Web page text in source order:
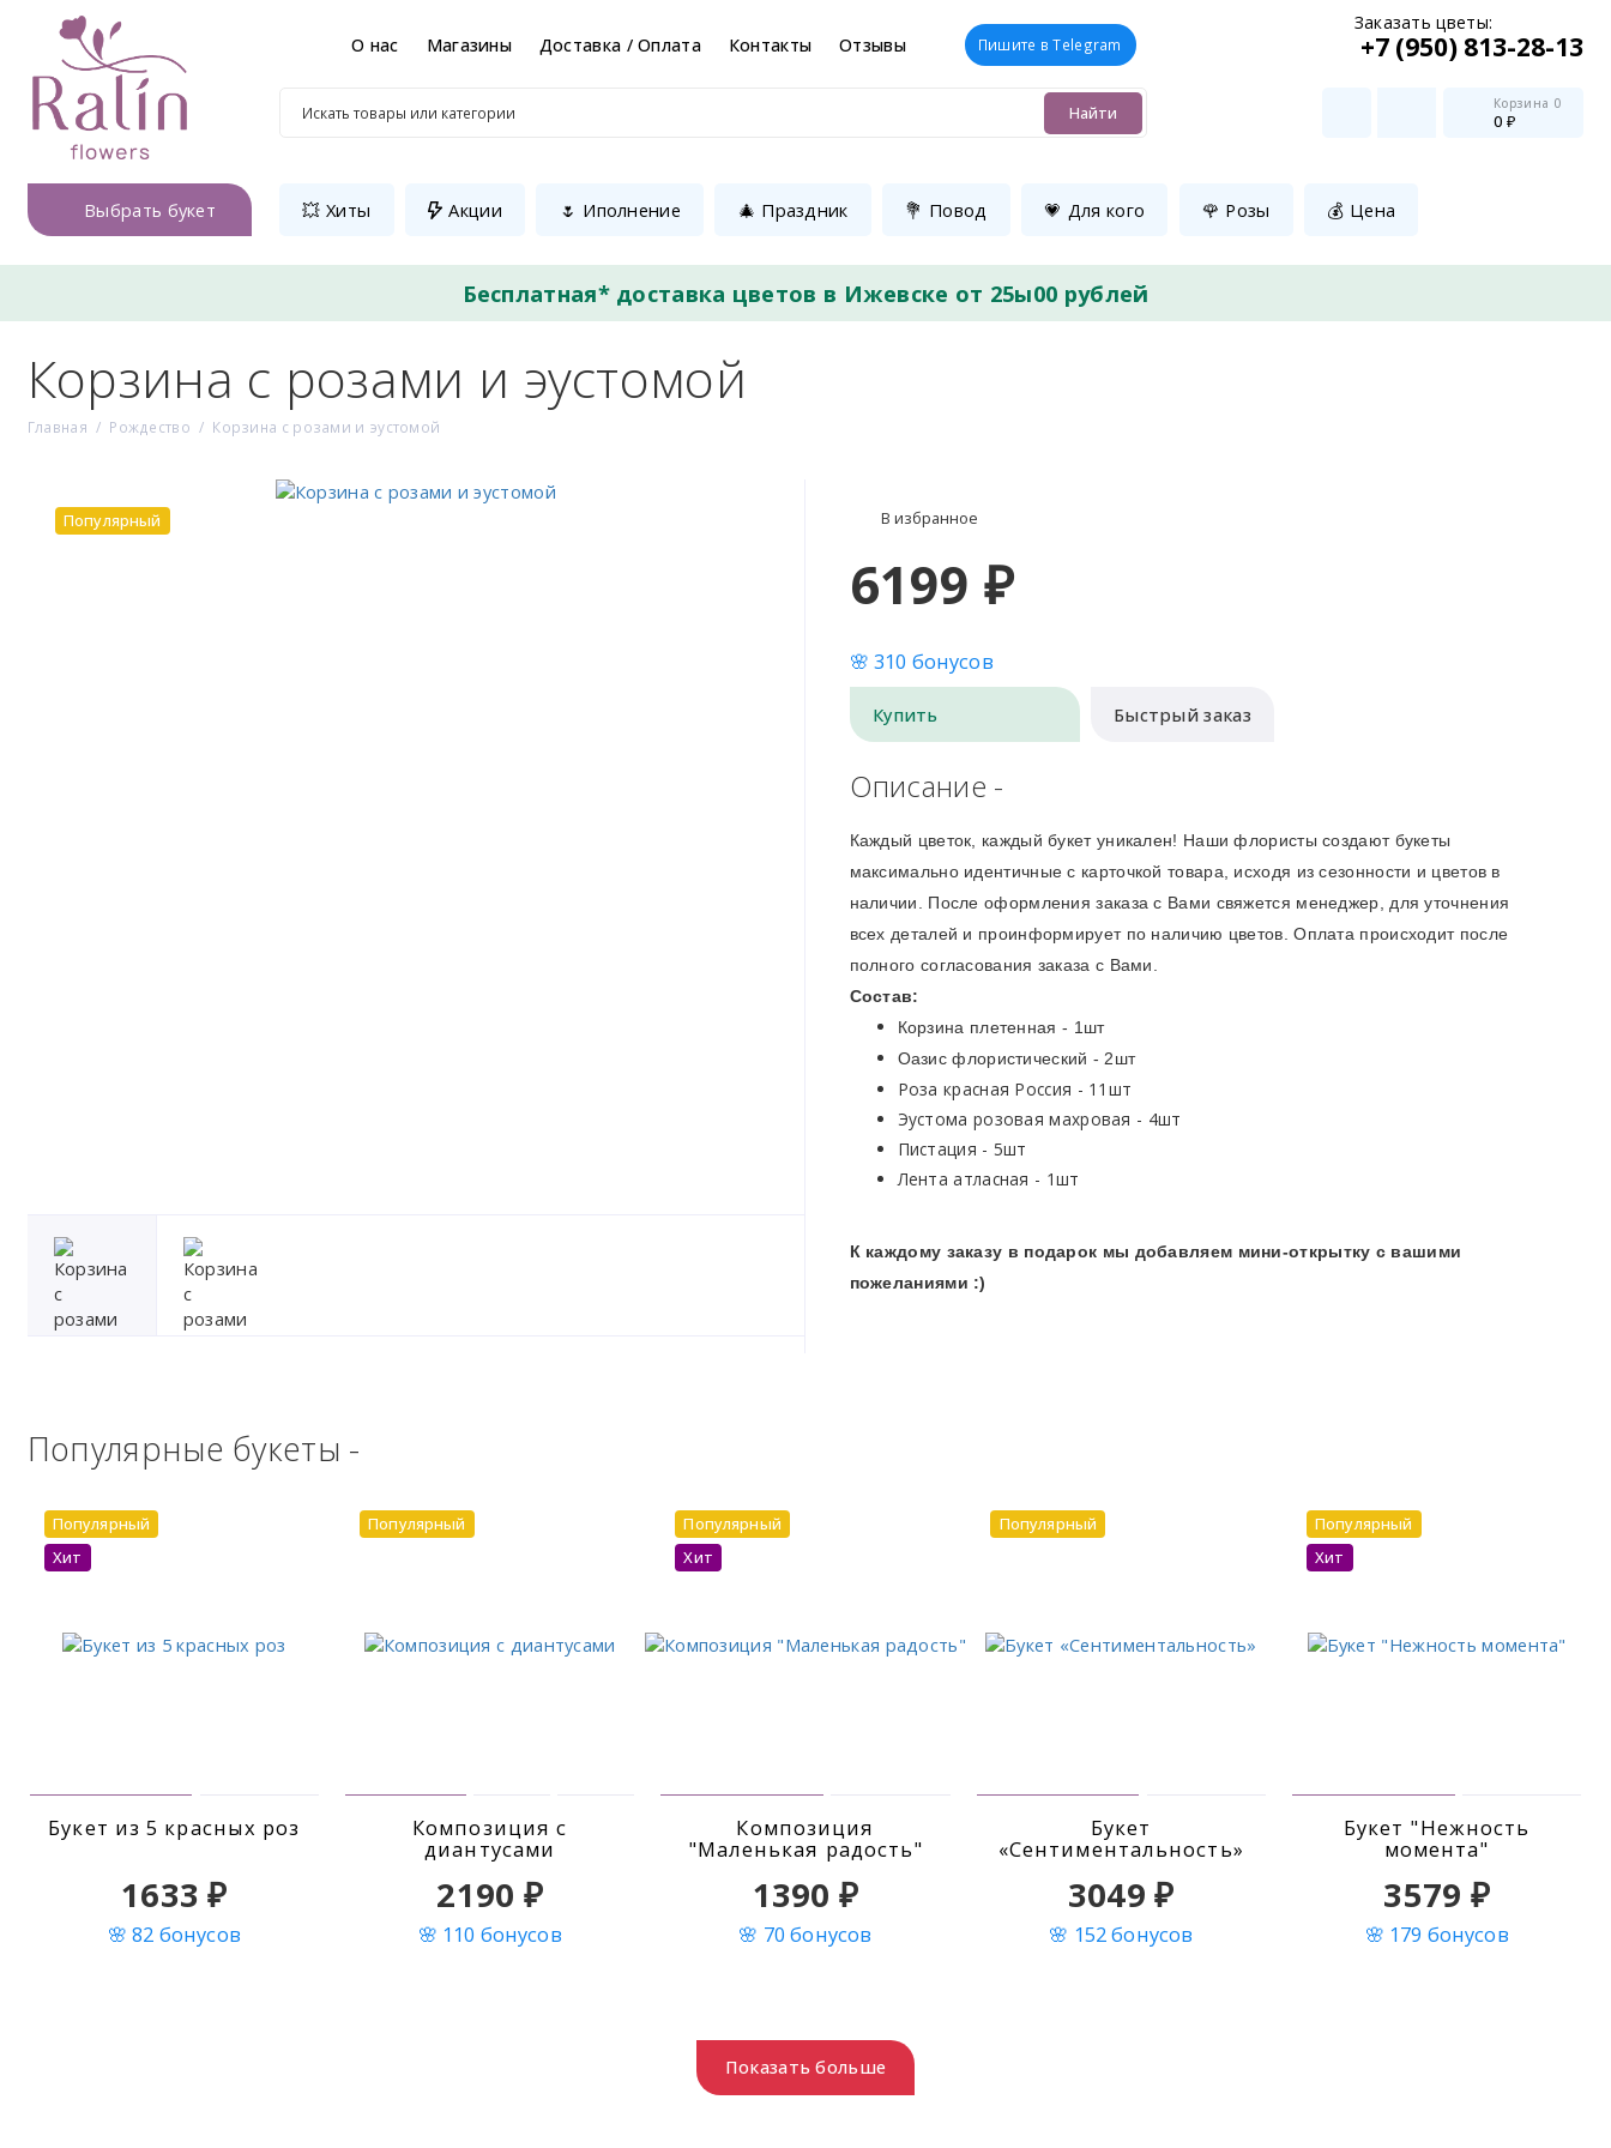
О нас Магазины Доставка / Оплата Контакты Отзывы Пишите в Telegram
Заказать цветы:
+7 (950) 813-28-13
Найти Корзина 0
0 ₽
Выбрать букет 💥 Хиты Акции 🌷 Иполнение 🎄 Праздник 💐 Повод 💗 Для кого 🌹 Розы 💰 Цена
Бесплатная* доставка цветов в Ижевске от 25ы00 рублей
Корзина с розами и эустомой
Главная Рождество Корзина с розами и эустомой
Популярный
6199 ₽
🌸 310 бонусов
Купить Быстрый заказ
В избранное
Описание -
Каждый цветок, каждый букет уникален! Наши флористы создают букеты
максимально идентичные с карточкой товара, исходя из сезонности и цветов в
наличии. После оформления заказа с Вами свяжется менеджер, для уточнения
всех деталей и проинформирует по наличию цветов. Оплата происходит после
полного согласования заказа с Вами.
Состав:
Корзина плетенная - 1шт
Оазис флористический - 2шт
Роза красная Россия - 11шт
Эустома розовая махровая - 4шт
Пистация - 5шт
Лента атласная - 1шт
К каждому заказу в подарок мы добавляем мини-открытку с вашими
пожеланиями :)
Популярные букеты -
Популярный
Хит
Букет из 5 красных роз
1633 ₽
🌸 82 бонусов
Популярный
Композиция с
диантусами
2190 ₽
🌸 110 бонусов
Популярный
Хит
Композиция
"Маленькая радость"
1390 ₽
🌸 70 бонусов
Популярный
Букет
«Сентиментальность»
3049 ₽
🌸 152 бонусов
Популярный
Хит
Букет "Нежность
момента"
3579 ₽
🌸 179 бонусов
Показать больше